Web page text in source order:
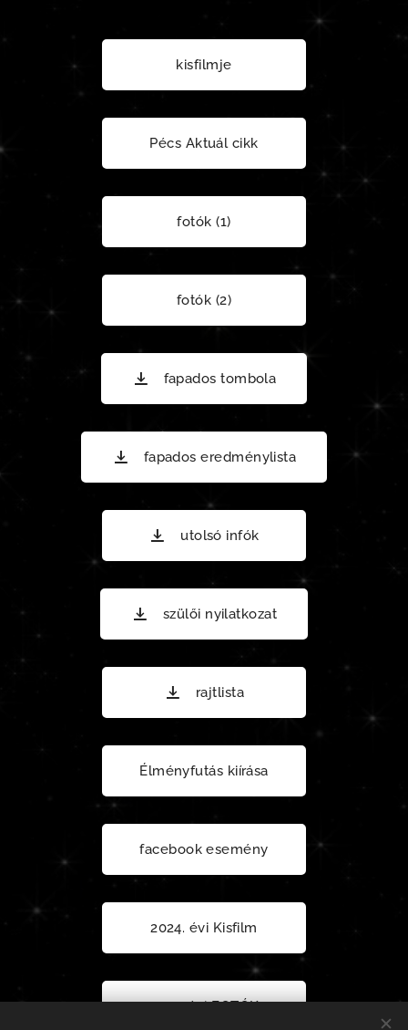
kisfilmje
Pécs Aktuál cikk
fotók (1)
fotók (2)
fapados tombola
fapados eredménylista
utolsó infók
szülői nyilatkozat
rajtlista
Élményfutás kiírása
facebook esemény
2024. évi Kisfilm
2024. évi FOTÓK